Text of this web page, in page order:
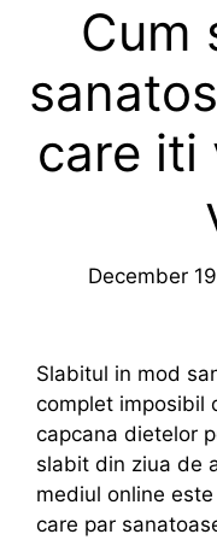
Cum
care iti
December
Slabitul in mod
complet imposibil
capcana dietelor
slabit din ziua de
mediul online
care par